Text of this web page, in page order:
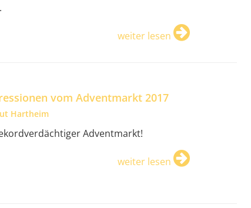
weiter lesen
vom Adventmarkt 2017
Hartheim
Adventmarkt!
weiter lesen